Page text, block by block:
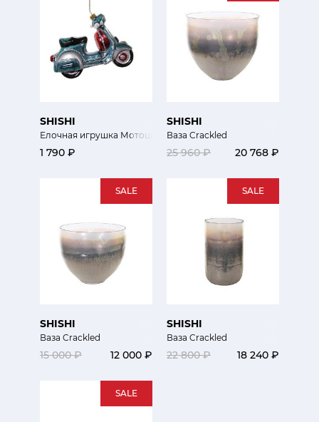
SHISHI
Елочная игрушка Мотоцикл
1 790 ₽
SHISHI
Ваза Crackled
25 960 ₽ 20 768 ₽
SALE
SHISHI
Ваза Crackled
15 000 ₽ 12 000 ₽
SALE
SHISHI
Ваза Crackled
22 800 ₽ 18 240 ₽
SALE